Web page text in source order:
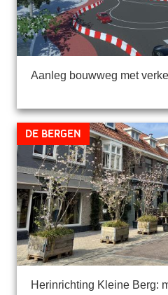
Aanleg bouwweg met
Herinrichting Kleine Berg:
De Bergen